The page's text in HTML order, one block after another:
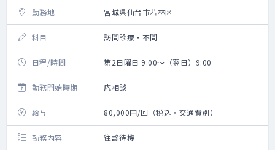
勤務地 宮城県仙台市若林区
科目 訪問診療・不問
日程/時間 第2日曜日 9:00～（翌日）9:00
勤務開始時期 応相談
給与 80,000円/回（税込・交通費別）
勤務内容 往診待機